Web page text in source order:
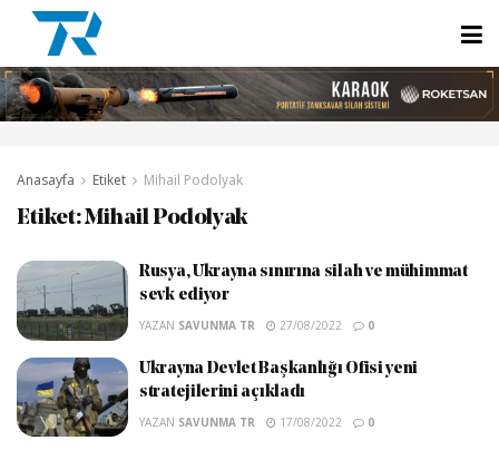
Anasayfa Etiket Mihail Podolyak
Etiket:Mihail Podolyak
Rusya, Ukrayna sınırına silah ve mühimmat
sevk ediyor
YAZAN SAVUNMA TR 27/08/2022 0
Ukrayna Devlet Başkanlığı Ofisi yeni
stratejilerini açıkladı
YAZAN SAVUNMA TR 17/08/2022 0